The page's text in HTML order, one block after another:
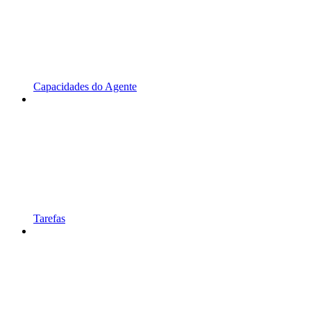
Capacidades do Agente
Tarefas